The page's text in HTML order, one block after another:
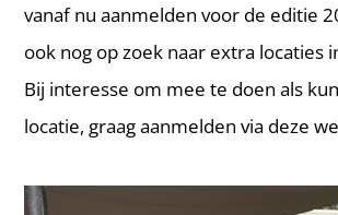
vanaf nu aanmelden voor de editie
ook nog op zoek naar extra locaties
Bij interesse om mee te doen als
locatie, graag aanmelden via deze